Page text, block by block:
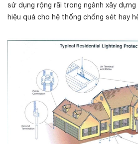
sử dụng rộng rãi trong ngành xây
hiệu quả cho hệ thống chống sét hay